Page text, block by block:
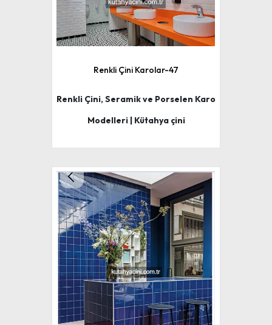
Renkli Çini Karolar-47
Renkli Çini, Seramik ve Porselen Karo
Modelleri | Kütahya çini